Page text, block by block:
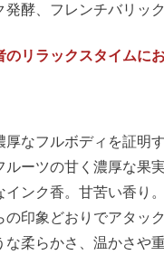
発酵、フレンチバリッ
のリラックスタイムにお
なフルボディを証明す
ーツの甘く濃厚な果実
ンク香。甘苦い香り。
印象どおりでアタッ
柔らかさ、温かさや